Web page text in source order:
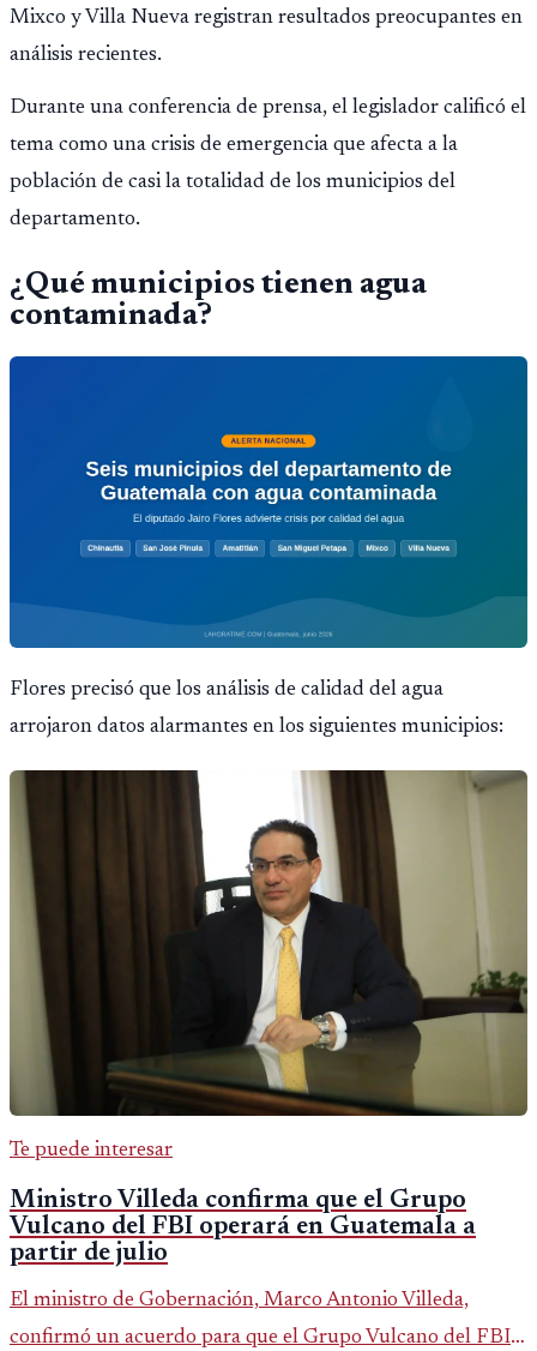
Mixco y Villa Nueva registran resultados preocupantes en
análisis recientes.
Durante una conferencia de prensa, el legislador calificó el
tema como una crisis de emergencia que afecta a la
población de casi la totalidad de los municipios del
departamento.
¿Qué municipios tienen agua
contaminada?
Flores precisó que los análisis de calidad del agua
arrojaron datos alarmantes en los siguientes municipios:
Te puede interesar
Ministro Villeda confirma que el Grupo
Vulcano del FBI operará en Guatemala a
partir de julio
El ministro de Gobernación, Marco Antonio Villeda,
confirmó un acuerdo para que el Grupo Vulcano del FBI